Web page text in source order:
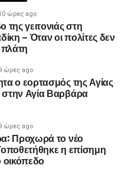
ώρες ago
γειτονιάς στη
– Όταν οι πολίτες δεν
ώρες ago
ο εορτασμός της Αγίας
Αγία Βαρβάρα
ώρες ago
Προχωρά το νέο
η επίσημη
οικόπεδο